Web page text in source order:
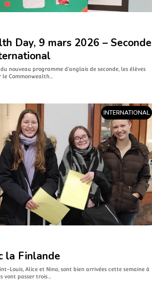
Day, 9 mars 2026 – Seconde
nouveau programme d’anglais de seconde, les élèves
le Commonwealth…
INTERNATIONAL
la Finlande
Louis, Alice et Nina, sont bien arrivées cette semaine à
vont passer trois…